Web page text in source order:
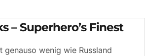
– Superhero’s Finest
genauso wenig wie Russland